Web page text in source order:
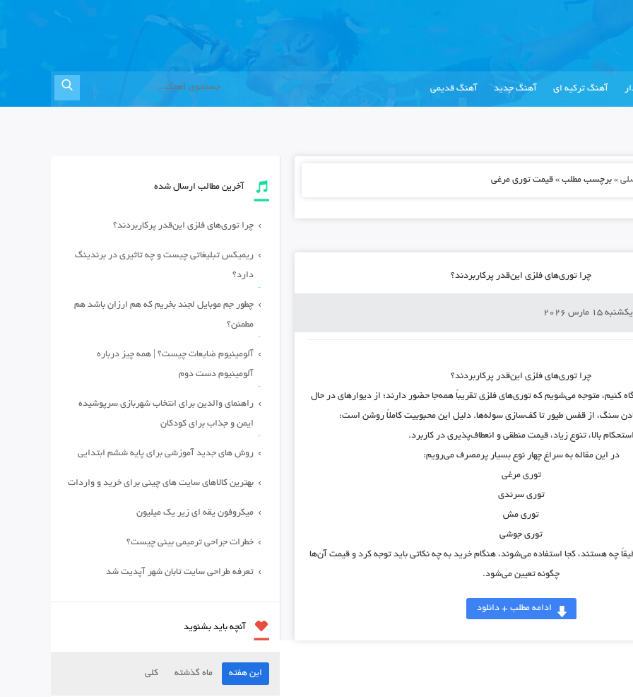
آهنگ ترکیه ای آهنگ جدید آهنگ قدیمی
» برچسب مطلب » قیمت توری مرغی
چرا توری‌های فلزی این‌قدر پرکاربردند؟
یکشنبه 15 مارس 2026
چرا توری‌های فلزی این‌قدر پرکاربردند؟
کنیم، متوجه می‌شویم که توری‌های فلزی تقریباً همه‌جا حضور دارند؛ از دیوارهای در حال
سنگ، از قفس طیور تا کف‌سازی سوله‌ها. دلیل این محبوبیت کاملاً روشن است:
استحکام بالا، تنوع زیاد، قیمت منطقی و انعطاف‌پذیری در کاربرد.
در این مقاله به سراغ چهار نوع بسیار پرمصرف می‌رویم:
توری مرغی
توری سرندی
توری مش
توری جوشی
چه هستند، کجا استفاده می‌شوند، هنگام خرید به چه نکاتی باید توجه کرد و قیمت آن‌ها
چگونه تعیین می‌شود.
ادامه مطلب + دانلود
آخرین مطالب ارسال شده
چرا توری‌های فلزی این‌قدر پرکاربردند؟
ریمیکس تبلیغاتی چیست و چه تاثیری در برندینگ
دارد؟
چطور جم موبایل لجند بخریم که هم ارزان باشد هم
مطمئن؟
آلومینیوم ضایعات چیست؟ | همه چیز درباره
آلومینیوم دست دوم
راهنمای والدین برای انتخاب شهربازی سرپوشیده
ایمن و جذاب برای کودکان
روش های جدید آموزشی برای پایه ششم ابتدایی
بهترین کالاهای سایت های چینی برای خرید و واردات
میکروفون یقه ای زیر یک میلیون
خطرات جراحی ترمیمی بینی چیست؟
تعرفه طراحی سایت تابان شهر آپدیت شد
آنچه باید بشنوید
این هفته ماه گذشته کلی